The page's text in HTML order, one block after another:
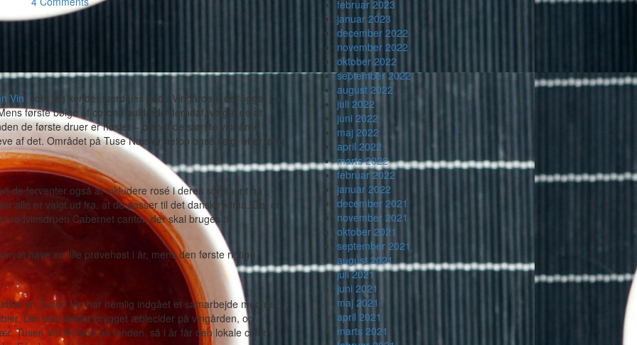
Vin , som jeg kender særdeles godt. Vingården, der ligger på
første bølge af corona buldrede derudaf, valgte de at
de første druer er høstet – blandt de største vingårde i
af det. Området på Tuse Næs er netop også valgt efter lang
de forventer også at inkludere rosé i deres sortiment på
alle er valgt ud fra, at de passer til det danske klima. Det er
rødvinsdruen Cabernet cantor, der skal bruges til
at have en lille prøvehøst i år, mens den første rigtige
år. Tusen Vin har nemlig indgået et samarbejde med det
Der blev derfor brygget æblecider på vingården, og
Tusen Vin fik blod på tanden, så i år får den lokale cider
februar 2023
januar 2023
december 2022
november 2022
oktober 2022
september 2022
august 2022
juli 2022
juni 2022
maj 2022
april 2022
marts 2022
februar 2022
januar 2022
december 2021
november 2021
oktober 2021
september 2021
august 2021
juli 2021
juni 2021
maj 2021
april 2021
marts 2021